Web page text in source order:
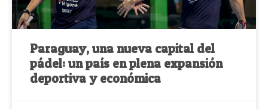
Paraguay, una nueva capital del
pádel: un país en plena expansión
deportiva y económica